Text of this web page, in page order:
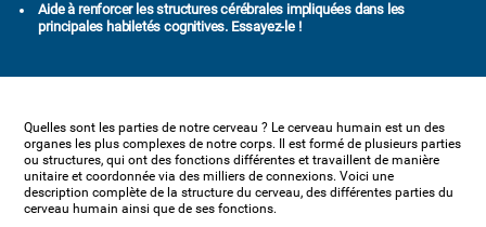
Aide à renforcer les structures cérébrales impliquées dans les
principales habiletés cognitives. Essayez-le !
Quelles sont les parties de notre cerveau ? Le cerveau humain est un des
organes les plus complexes de notre corps. Il est formé de plusieurs parties
ou structures, qui ont des fonctions différentes et travaillent de manière
unitaire et coordonnée via des milliers de connexions. Voici une
description complète de la structure du cerveau, des différentes parties du
cerveau humain ainsi que de ses fonctions.